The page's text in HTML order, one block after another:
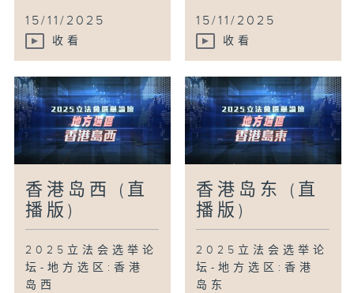
15/11/2025
收看
15/11/2025
收看
香港岛西 (直
播版)
2025立法会选举论
坛-地方选区:香港
岛西
香港岛东 (直
播版)
2025立法会选举论
坛-地方选区:香港
岛东